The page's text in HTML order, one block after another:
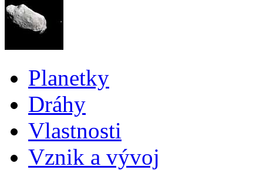
Planetky
Dráhy
Vlastnosti
Vznik a vývoj